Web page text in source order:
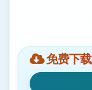
免费下载